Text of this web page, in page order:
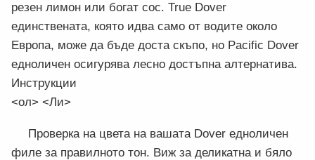
резен лимон или богат сос. True Dover
единствената, която идва само от водите около
Европа, може да бъде доста скъпо, но Pacific Dover
едноличен осигурява лесно достъпна алтернатива.
Инструкции
<ол> <Ли>
Проверка на цвета на вашата Dover едноличен
филе за правилното тон. Виж за деликатна и бяло